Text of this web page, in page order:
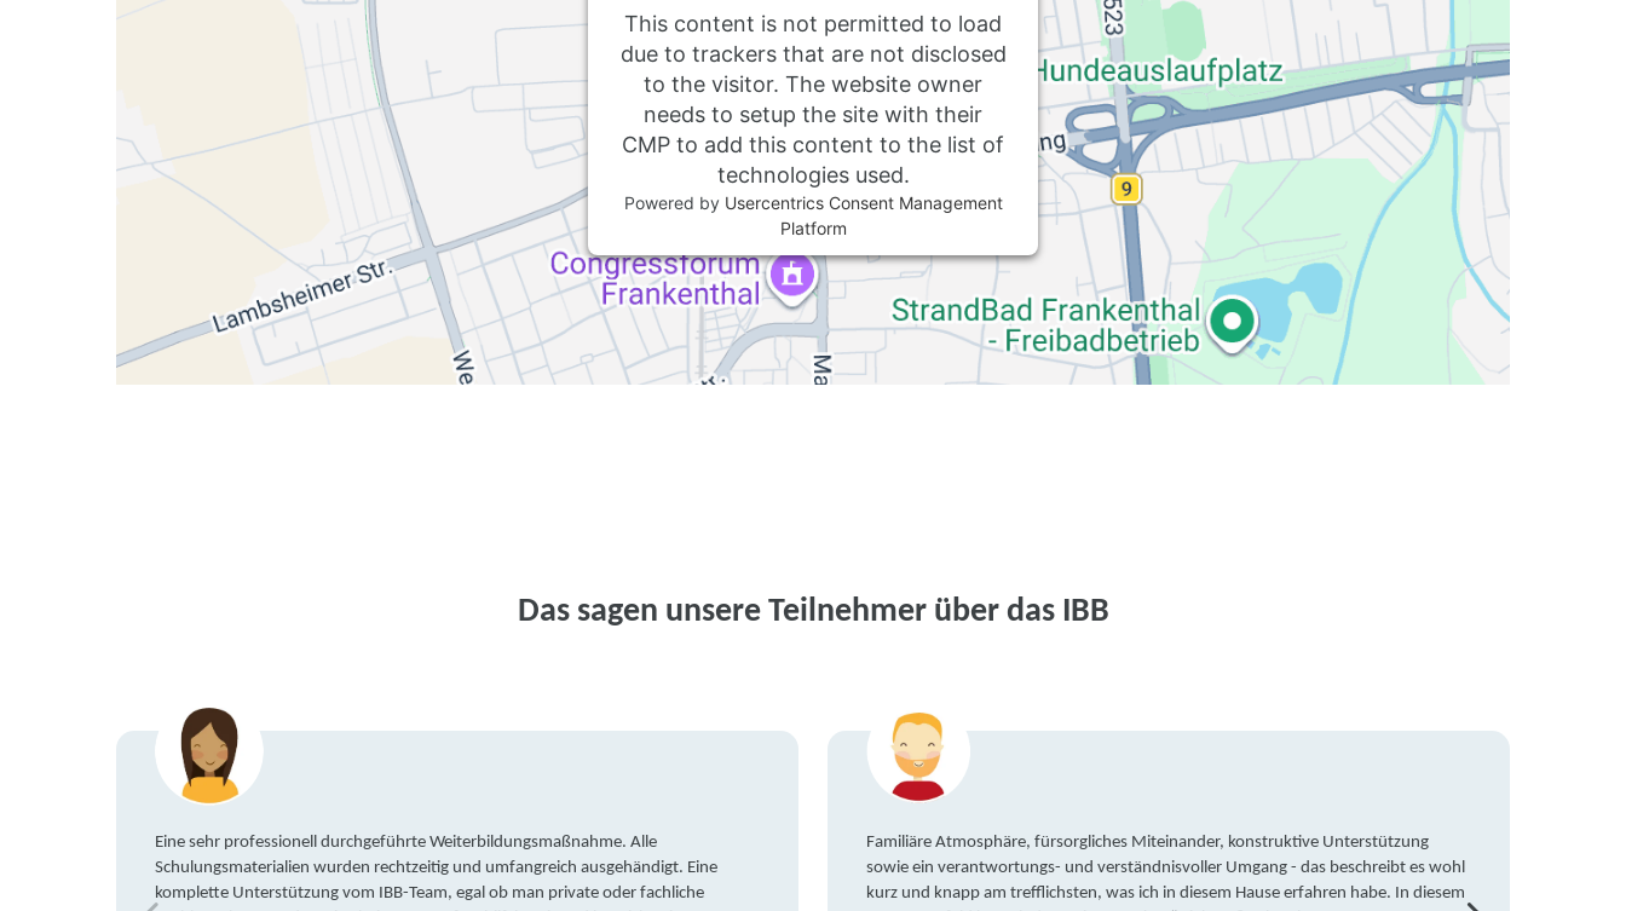
This content is not permitted to load
due to trackers that are not disclosed
to the visitor. The website owner
needs to setup the site with their
CMP to add this content to the list of
technologies used.
Powered by Usercentrics Consent Management
Platform
Das sagen unsere Teilnehmer über das IBB
Eine sehr professionell durchgeführte Weiterbildungsmaßnahme. Alle
Schulungsmaterialien wurden rechtzeitig und umfangreich ausgehändigt. Eine
komplette Unterstützung vom IBB-Team, egal ob man private oder fachliche
Familiäre Atmosphäre, fürsorgliches Miteinander, konstruktive Unterstützung
sowie ein verantwortungs- und verständnisvoller Umgang - das beschreibt es wohl
kurz und knapp am trefflichsten, was ich in diesem Hause erfahren habe. In diesem